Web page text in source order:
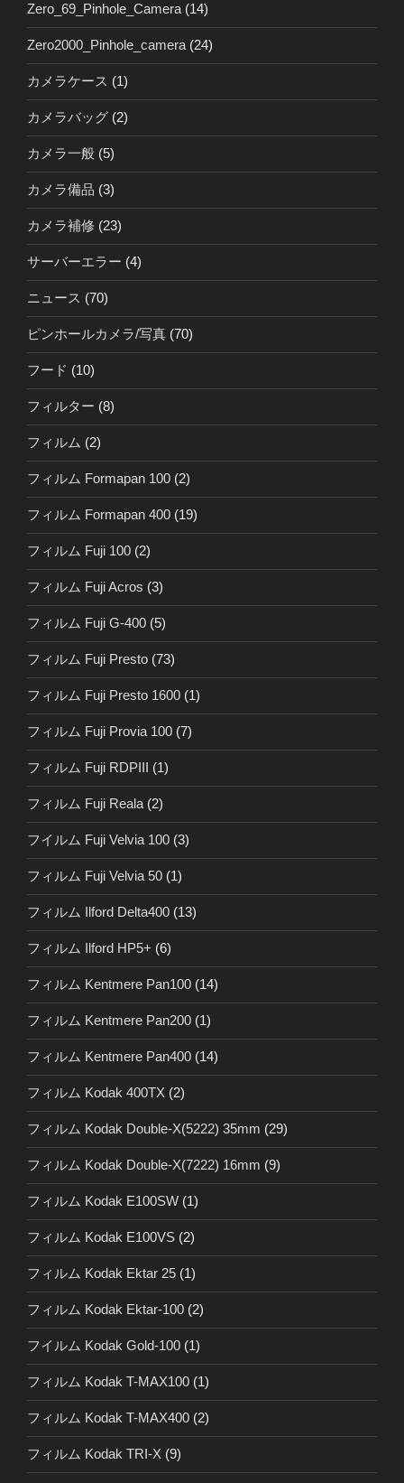
Zero_69_Pinhole_Camera (14)
Zero2000_Pinhole_camera (24)
カメラケース (1)
カメラバッグ (2)
カメラ一般 (5)
カメラ備品 (3)
カメラ補修 (23)
サーバーエラー (4)
ニュース (70)
ピンホールカメラ/写真 (70)
フード (10)
フィルター (8)
フィルム (2)
フィルム Formapan 100 (2)
フィルム Formapan 400 (19)
フィルム Fuji 100 (2)
フィルム Fuji Acros (3)
フィルム Fuji G-400 (5)
フィルム Fuji Presto (73)
フィルム Fuji Presto 1600 (1)
フィルム Fuji Provia 100 (7)
フィルム Fuji RDPIII (1)
フィルム Fuji Reala (2)
フイルム Fuji Velvia 100 (3)
フィルム Fuji Velvia 50 (1)
フィルム Ilford Delta400 (13)
フィルム Ilford HP5+ (6)
フィルム Kentmere Pan100 (14)
フィルム Kentmere Pan200 (1)
フィルム Kentmere Pan400 (14)
フィルム Kodak 400TX (2)
フィルム Kodak Double-X(5222) 35mm (29)
フィルム Kodak Double-X(7222) 16mm (9)
フィルム Kodak E100SW (1)
フィルム Kodak E100VS (2)
フィルム Kodak Ektar 25 (1)
フィルム Kodak Ektar-100 (2)
フイルム Kodak Gold-100 (1)
フィルム Kodak T-MAX100 (1)
フィルム Kodak T-MAX400 (2)
フィルム Kodak TRI-X (9)